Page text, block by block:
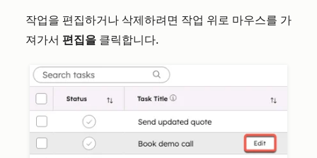
작업을 편집하거나 삭제하려면 작업 위로 마우스를 가
져가서 편집을 클릭합니다.